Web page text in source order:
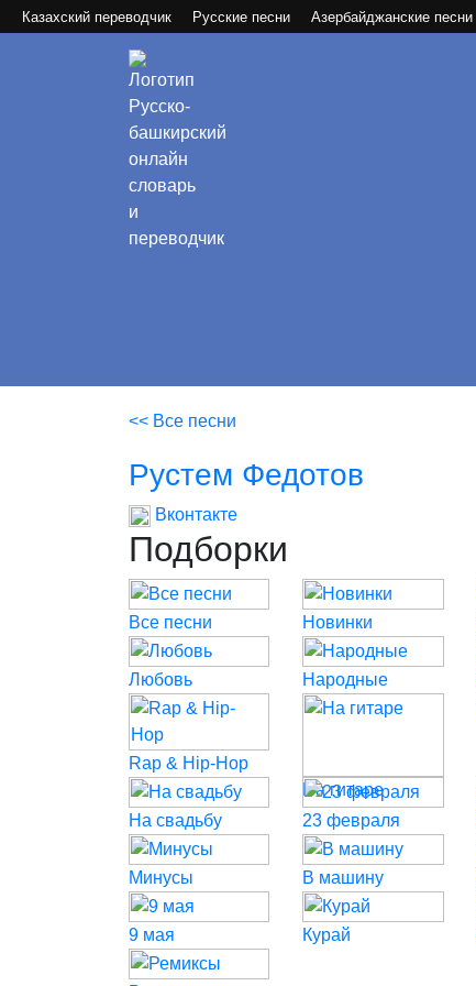
Казахский переводчик Русские песни Азербайджанские песни
<< Все песни
Рустем Федотов
Вконтакте
Подборки
Все песни Новинки
Любовь Народные
Rap & Hip-Hop
На гитаре
На свадьбу
23 февраля
Минусы В машину
9 мая Курай